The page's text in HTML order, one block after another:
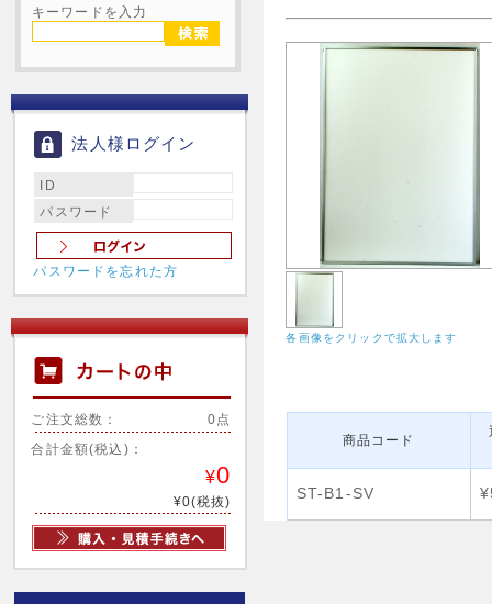
キーワードを入力
法人様ログイン
ID
パスワード
パスワードを忘れた方
ご注文総数： 0点
合計金額(税込)：
¥0
¥0(税抜)
各画像をクリックで拡大します
商品コード
ST-B1-SV